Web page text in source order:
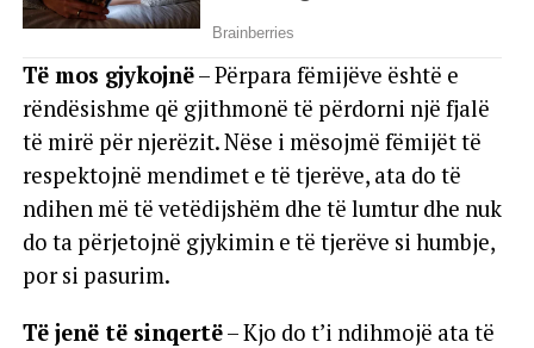
Të mos gjykojnë– Përpara fëmijëve është e
rëndësishme që gjithmonë të përdorni një fjalë
të mirë për njerëzit. Nëse i mësojmë fëmijët të
respektojnë mendimet e të tjerëve, ata do të
ndihen më të vetëdijshëm dhe të lumtur dhe nuk
do ta përjetojnë gjykimin e të tjerëve si humbje,
por si pasurim.
Të jenë të sinqertë– Kjo do t’i ndihmojë ata të